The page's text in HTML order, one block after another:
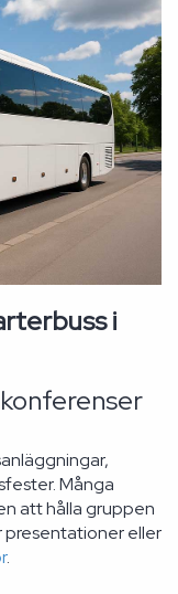
i
Många
att hålla gruppen
presentationer eller
.